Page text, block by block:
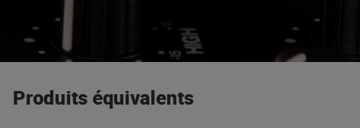
technologiques et intuitives ; Denon DJ complète avec
la plus haute qualité, tout ce dont les plus grands DJ
ont besoin, tout ce dont vous avez besoin !
Produits équivalents